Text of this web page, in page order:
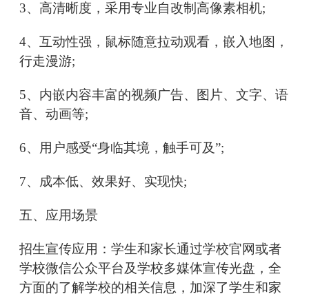
3、高清晰度，采用专业自改制高像素相机;
4、互动性强，鼠标随意拉动观看，嵌入地图，
行走漫游;
5、内嵌内容丰富的视频广告、图片、文字、语
音、动画等;
6、用户感受“身临其境，触手可及”;
7、成本低、效果好、实现快;
五、应用场景
招生宣传应用：学生和家长通过学校官网或者
学校微信公众平台及学校多媒体宣传光盘，全
方面的了解学校的相关信息，加深了学生和家